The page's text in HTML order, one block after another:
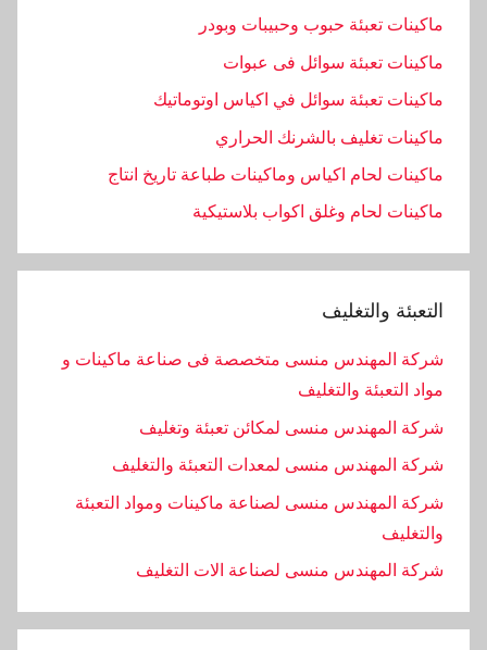
ماكينات تعبئة حبوب وحبيبات وبودر
ماكينات تعبئة سوائل فى عبوات
ماكينات تعبئة سوائل في اكياس اوتوماتيك
ماكينات تغليف بالشرنك الحراري
ماكينات لحام اكياس وماكينات طباعة تاريخ انتاج
ماكينات لحام وغلق اكواب بلاستيكية
التعبئة والتغليف
شركة المهندس منسى متخصصة فى صناعة ماكينات و
مواد التعبئة والتغليف
شركة المهندس منسى لمكائن تعبئة وتغليف
شركة المهندس منسى لمعدات التعبئة والتغليف
شركة المهندس منسى لصناعة ماكينات ومواد التعبئة
والتغليف
‏شركة المهندس منسى لصناعة الات التغليف